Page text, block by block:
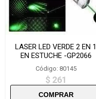
LASER LED VERDE 2 EN 1
EN ESTUCHE -GP2066
Código: 80145
$ 261